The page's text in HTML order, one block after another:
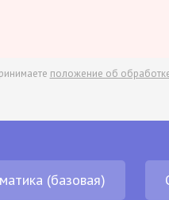
положение об
(базовая)